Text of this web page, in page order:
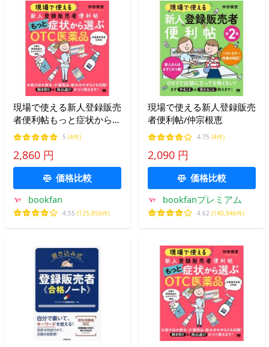
現場で使える新人登録販売
者便利帖もっと症状から選
ぶOTC医薬品/仲宗根恵
5 (4件)
2,860 円
価格比較
bookfan
4.55 (125,856件)
現場で使える新人登録販売
者便利帖/仲宗根恵
4.75 (4件)
2,090 円
価格比較
bookfanプレミアム
4.62 (140,946件)